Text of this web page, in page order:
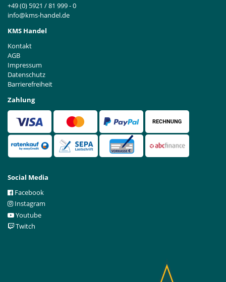
+49 (0) 5921 / 81 999 - 0
info@kms-handel.de
KMS Handel
Kontakt
AGB
Impressum
Datenschutz
Barrierefreiheit
Zahlung
Social Media
Facebook
Instagram
Youtube
Twitch